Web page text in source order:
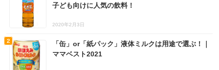
子ども向けに人気の飲料！
2020年2月3日
「缶」or「紙パック」液体ミルクは用途で選ぶ！｜
ママベスト2021